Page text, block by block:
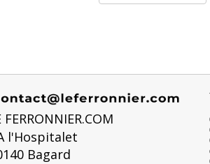
FERRONNIER.COM
l'Hospitalet
Bagard